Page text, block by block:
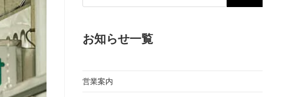
お知らせ一覧
営業案内